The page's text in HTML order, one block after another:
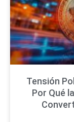
Tensión
Por Qué